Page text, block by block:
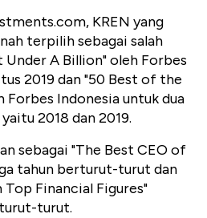
KREN yang
terpilih sebagai salah
Under A Billion" oleh Forbes
2019 dan "50 Best of the
Forbes Indonesia untuk dua
2018 dan 2019.
sebagai "The Best CEO of
tahun berturut-turut dan
Top Financial Figures"
turut.